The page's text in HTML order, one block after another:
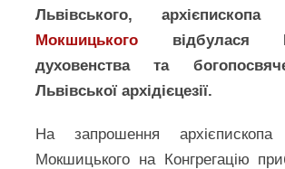
Львівського, архієпископа
Мокшицького відбулася
духовенства та
Львівської архідієцезії.
На запрошення архієпископа
Мокшицького на Конгрегацію